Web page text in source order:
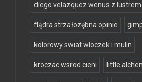
diego velazquez wenus z lustrem
flądra strzałozębna opinie
kolorowy swiat wloczek i mulin
kroczac wsrod cieni little